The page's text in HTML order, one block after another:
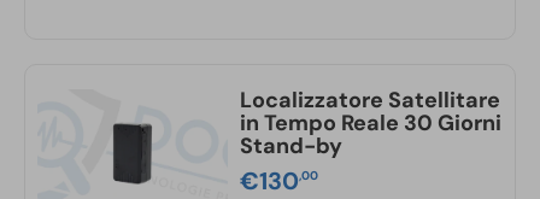
Localizzatore Satellitare
in Tempo Reale 30 Giorni
Stand-by
€130,00